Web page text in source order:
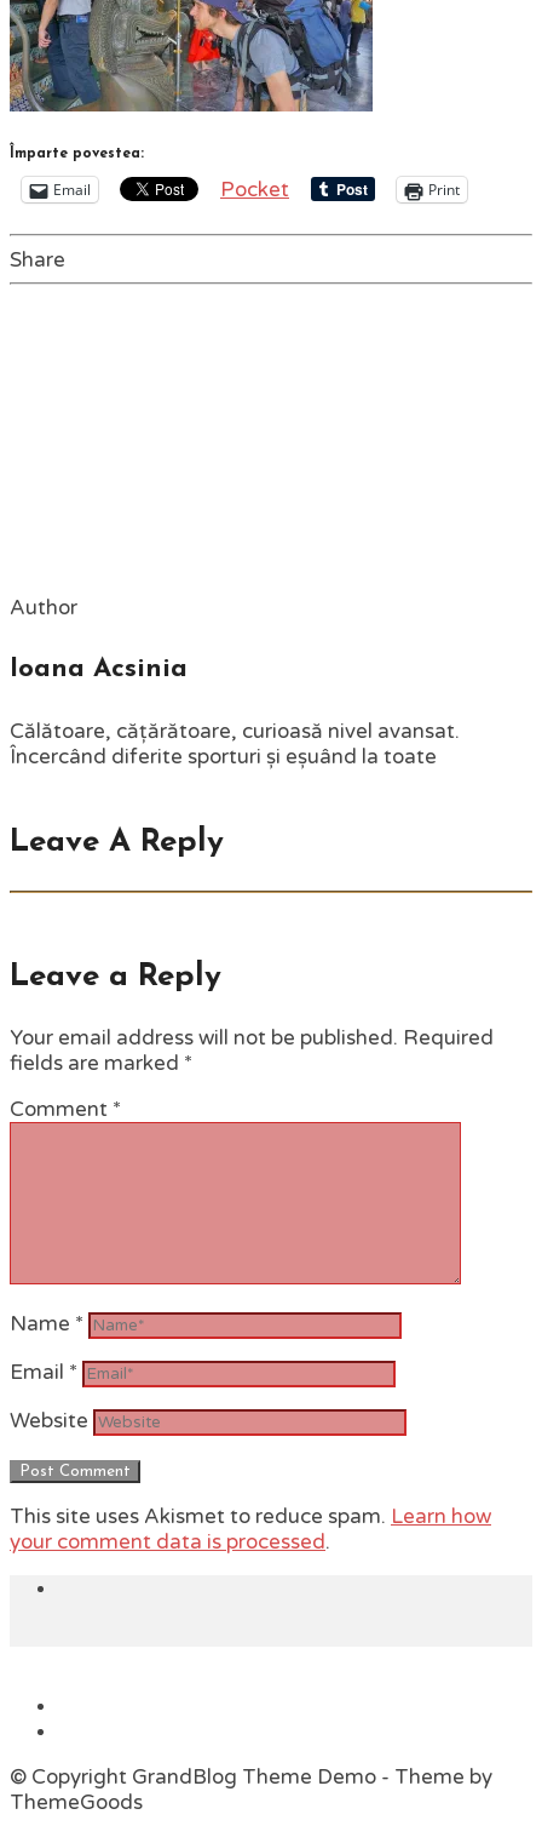
Împarte povestea:
Email Pocket Print
Share
Author
Ioana Acsinia
Călătoare, cățărătoare, curioasă nivel avansat.
Încercând diferite sporturi și eșuând la toate
Leave A Reply
Leave a Reply
Your email address will not be published. Required
fields are marked *
Comment *
Name *
Email *
Website
This site uses Akismet to reduce spam. Learn how
your comment data is processed.
© Copyright GrandBlog Theme Demo - Theme by
ThemeGoods